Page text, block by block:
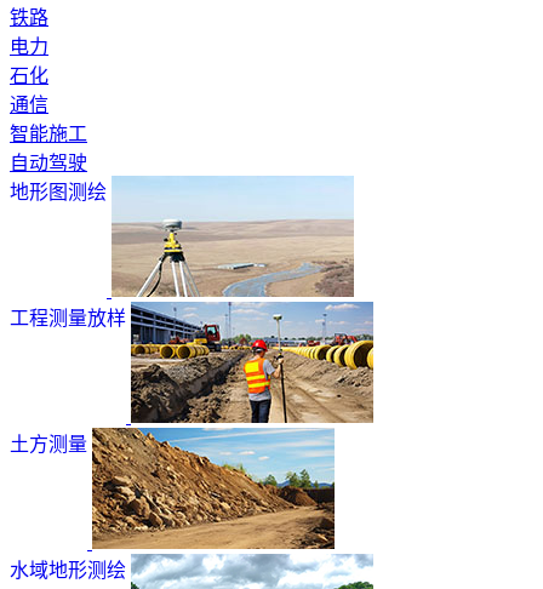
铁路
电力
石化
通信
智能施工
自动驾驶
地形图测绘
工程测量放样
土方测量
水域地形测绘